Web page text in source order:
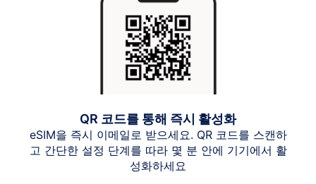
QR 코드를 통해 즉시 활성화
eSIM을 즉시 이메일로 받으세요. QR 코드를 스캔하
고 간단한 설정 단계를 따라 몇 분 안에 기기에서 활
성화하세요